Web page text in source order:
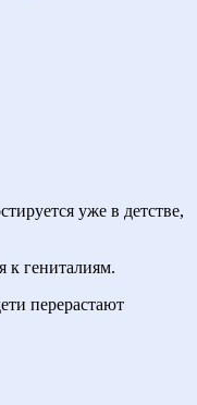
уже в детстве,
к гениталиям.
перерастают